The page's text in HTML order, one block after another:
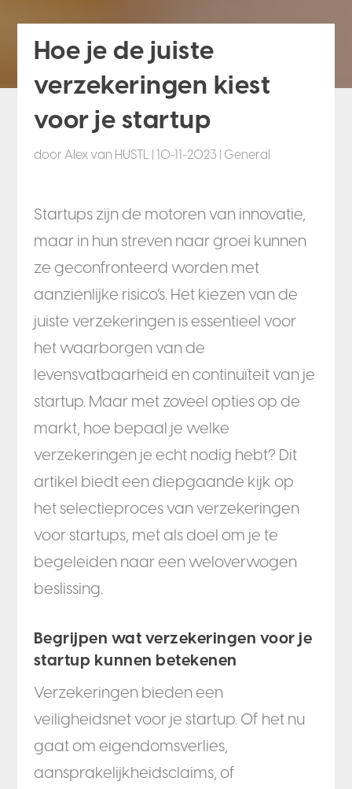
Hoe je de juiste
verzekeringen kiest
voor je startup
door Alex van HUSTL 10-11-2023 General
Startups zijn de motoren van innovatie,
maar in hun streven naar groei kunnen
ze geconfronteerd worden met
aanzienlijke risico’s. Het kiezen van de
juiste verzekeringen is essentieel voor
het waarborgen van de
levensvatbaarheid en continuïteit van je
startup. Maar met zoveel opties op de
markt, hoe bepaal je welke
verzekeringen je echt nodig hebt? Dit
artikel biedt een diepgaande kijk op
het selectieproces van verzekeringen
voor startups, met als doel om je te
begeleiden naar een weloverwogen
beslissing.
Begrijpen wat verzekeringen voor je
startup kunnen betekenen
Verzekeringen bieden een
veiligheidsnet voor je startup. Of het nu
gaat om eigendomsverlies,
aansprakelijkheidsclaims, of